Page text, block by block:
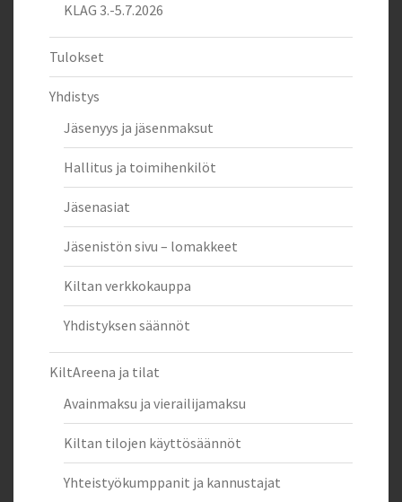
KLAG 3.-5.7.2026
Tulokset
Yhdistys
Jäsenyys ja jäsenmaksut
Hallitus ja toimihenkilöt
Jäsenasiat
Jäsenistön sivu – lomakkeet
Kiltan verkkokauppa
Yhdistyksen säännöt
KiltAreena ja tilat
Avainmaksu ja vierailijamaksu
Kiltan tilojen käyttösäännöt
Yhteistyökumppanit ja kannustajat